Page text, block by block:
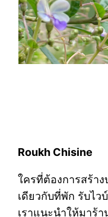
Roukh Chisine
ใครที่ต้องการสร้า
เดียวกับที่พัก รับไว
เราแนะนำให้มาร้